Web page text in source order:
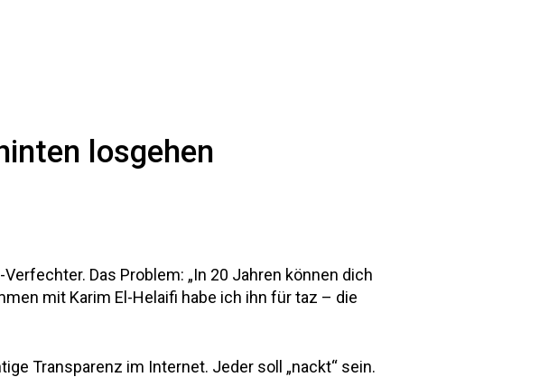
losgehen
Das Problem: „In 20 Jahren können dich
mit Karim El-Helaifi habe ich ihn für taz – die
Transparenz im Internet. Jeder soll „nackt“ sein.